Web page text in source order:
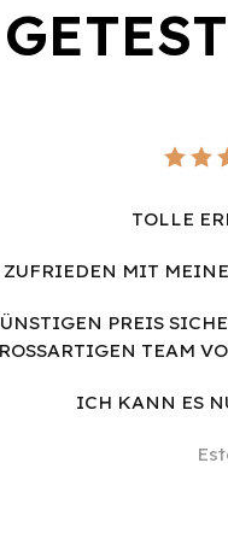
TOLLE
MIT
PREIS
TEAM
ICH KANN ES